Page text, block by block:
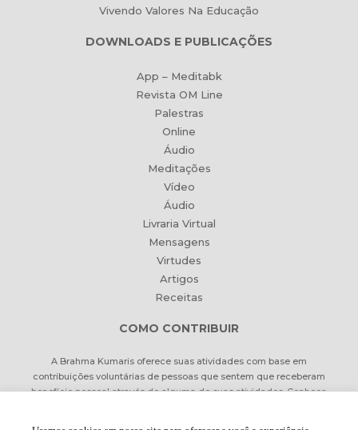
Vivendo Valores Na Educação
DOWNLOADS E PUBLICAÇÕES
App – Meditabk
Revista OM Line
Palestras
Online
Áudio
Meditações
Vídeo
Áudio
Livraria Virtual
Mensagens
Virtudes
Artigos
Receitas
COMO CONTRIBUIR
A Brahma Kumaris oferece suas atividades com base em
contribuições voluntárias de pessoas que sentem que receberam
benefício pessoal através de alguma de suas atividades. Conheça